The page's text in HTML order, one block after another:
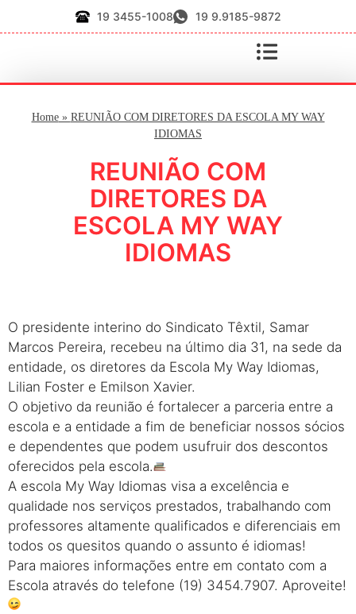
19 3455-1008 19 9.9185-9872
Home» REUNIÃO COM DIRETORES DA ESCOLA MY WAY
IDIOMAS
REUNIÃO COM
DIRETORES DA
ESCOLA MY WAY
IDIOMAS
O presidente interino do Sindicato Têxtil, Samar
Marcos Pereira, recebeu na último dia 31, na sede da
entidade, os diretores da Escola My Way Idiomas,
Lilian Foster e Emilson Xavier.
O objetivo da reunião é fortalecer a parceria entre a
escola e a entidade a fim de beneficiar nossos sócios
e dependentes que podem usufruir dos descontos
oferecidos pela escola.
A escola My Way Idiomas visa a excelência e
qualidade nos serviços prestados, trabalhando com
professores altamente qualificados e diferenciais em
todos os quesitos quando o assunto é idiomas!
Para maiores informações entre em contato com a
Escola através do telefone (19) 3454.7907. Aproveite!